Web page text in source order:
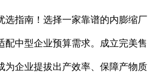
指南！选择一家靠谱的内膨缩厂
配中型企业预算需求。成立完美售
为企业提拔出产效率、保障产物质